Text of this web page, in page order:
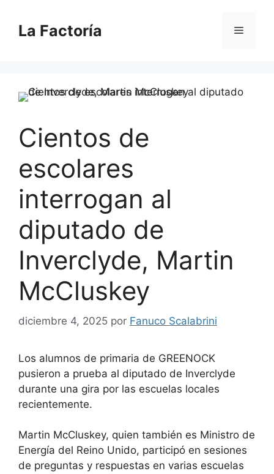
contenido
La Factoría Menú
Cientos de
escolares
interrogan al
diputado de
Inverclyde, Martin
McCluskey
diciembre 4, 2025 por Fanuco Scalabrini
Los alumnos de primaria de GREENOCK
pusieron a prueba al diputado de Inverclyde
durante una gira por las escuelas locales
recientemente.
Martin McCluskey, quien también es Ministro de
Energía del Reino Unido, participó en sesiones
de preguntas y respuestas en varias escuelas